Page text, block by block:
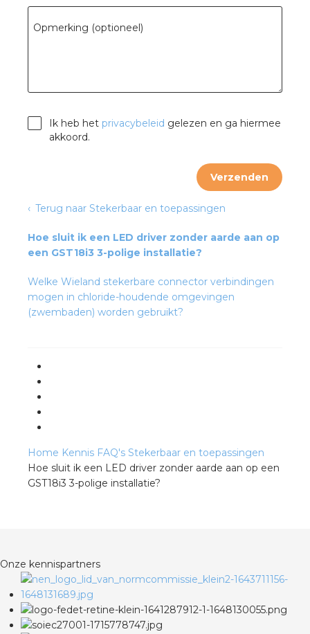
Opmerking (optioneel)
Ik heb het privacybeleid gelezen en ga hiermee
akkoord.
Verzenden
Terug naar Stekerbaar en toepassingen
Hoe sluit ik een LED driver zonder aarde aan op
een GST18i3 3-polige installatie?
Welke Wieland stekerbare connector verbindingen
mogen in chloride-houdende omgevingen
(zwembaden) worden gebruikt?
Home Kennis FAQ's Stekerbaar en toepassingen
Hoe sluit ik een LED driver zonder aarde aan op een
GST18i3 3-polige installatie?
Onze kennispartners